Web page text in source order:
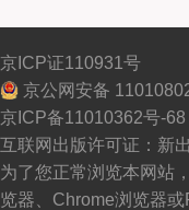
京ICP证110931号
京公网安备
京ICP备11010362号-68
互联网出版许可证：新
为了您正常浏览本网站
览器、Chrome浏览器